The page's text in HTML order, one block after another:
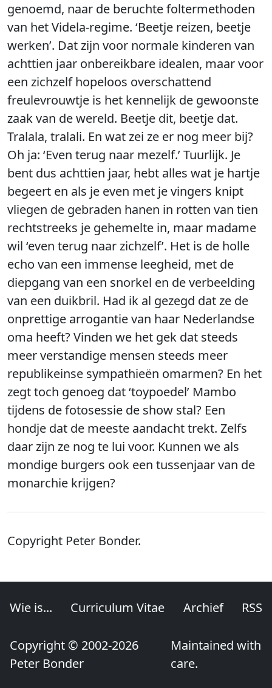
genoemd, naar de beruchte foltermethoden
van het Videla-regime. ‘Beetje reizen, beetje
werken’. Dat zijn voor normale kinderen van
achttien jaar onbereikbare idealen, maar voor
een zichzelf hopeloos overschattend
freulevrouwtje is het kennelijk de gewoonste
zaak van de wereld. Beetje dit, beetje dat.
Tralala, tralali. En wat zei ze er nog meer bij?
Oh ja: ‘Even terug naar mezelf.’ Tuurlijk. Je
bent dus achttien jaar, hebt alles wat je hartje
begeert en als je even met je vingers knipt
vliegen de gebraden hanen in rotten van tien
rechtstreeks je gehemelte in, maar madame
wil ‘even terug naar zichzelf’. Het is de holle
echo van een immense leegheid, met de
diepgang van een snorkel en de verbeelding
van een duikbril. Had ik al gezegd dat ze de
onprettige arrogantie van haar Nederlandse
oma heeft? Vinden we het gek dat steeds
meer verstandige mensen steeds meer
republikeinse sympathieën omarmen? En het
zegt toch genoeg dat ‘toypoedel’ Mambo
tijdens de fotosessie de show stal? Een
hondje dat de meeste aandacht trekt. Zelfs
daar zijn ze nog te lui voor. Kunnen we als
mondige burgers ook een tussenjaar van de
monarchie krijgen?
Copyright Peter Bonder.
Wie is... Curriculum Vitae Archief RSS
Copyright © 2002-2026
Peter Bonder
Maintained with
care.